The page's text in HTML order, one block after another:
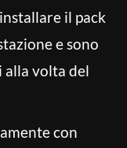
il pack
e sono
alla volta del
con